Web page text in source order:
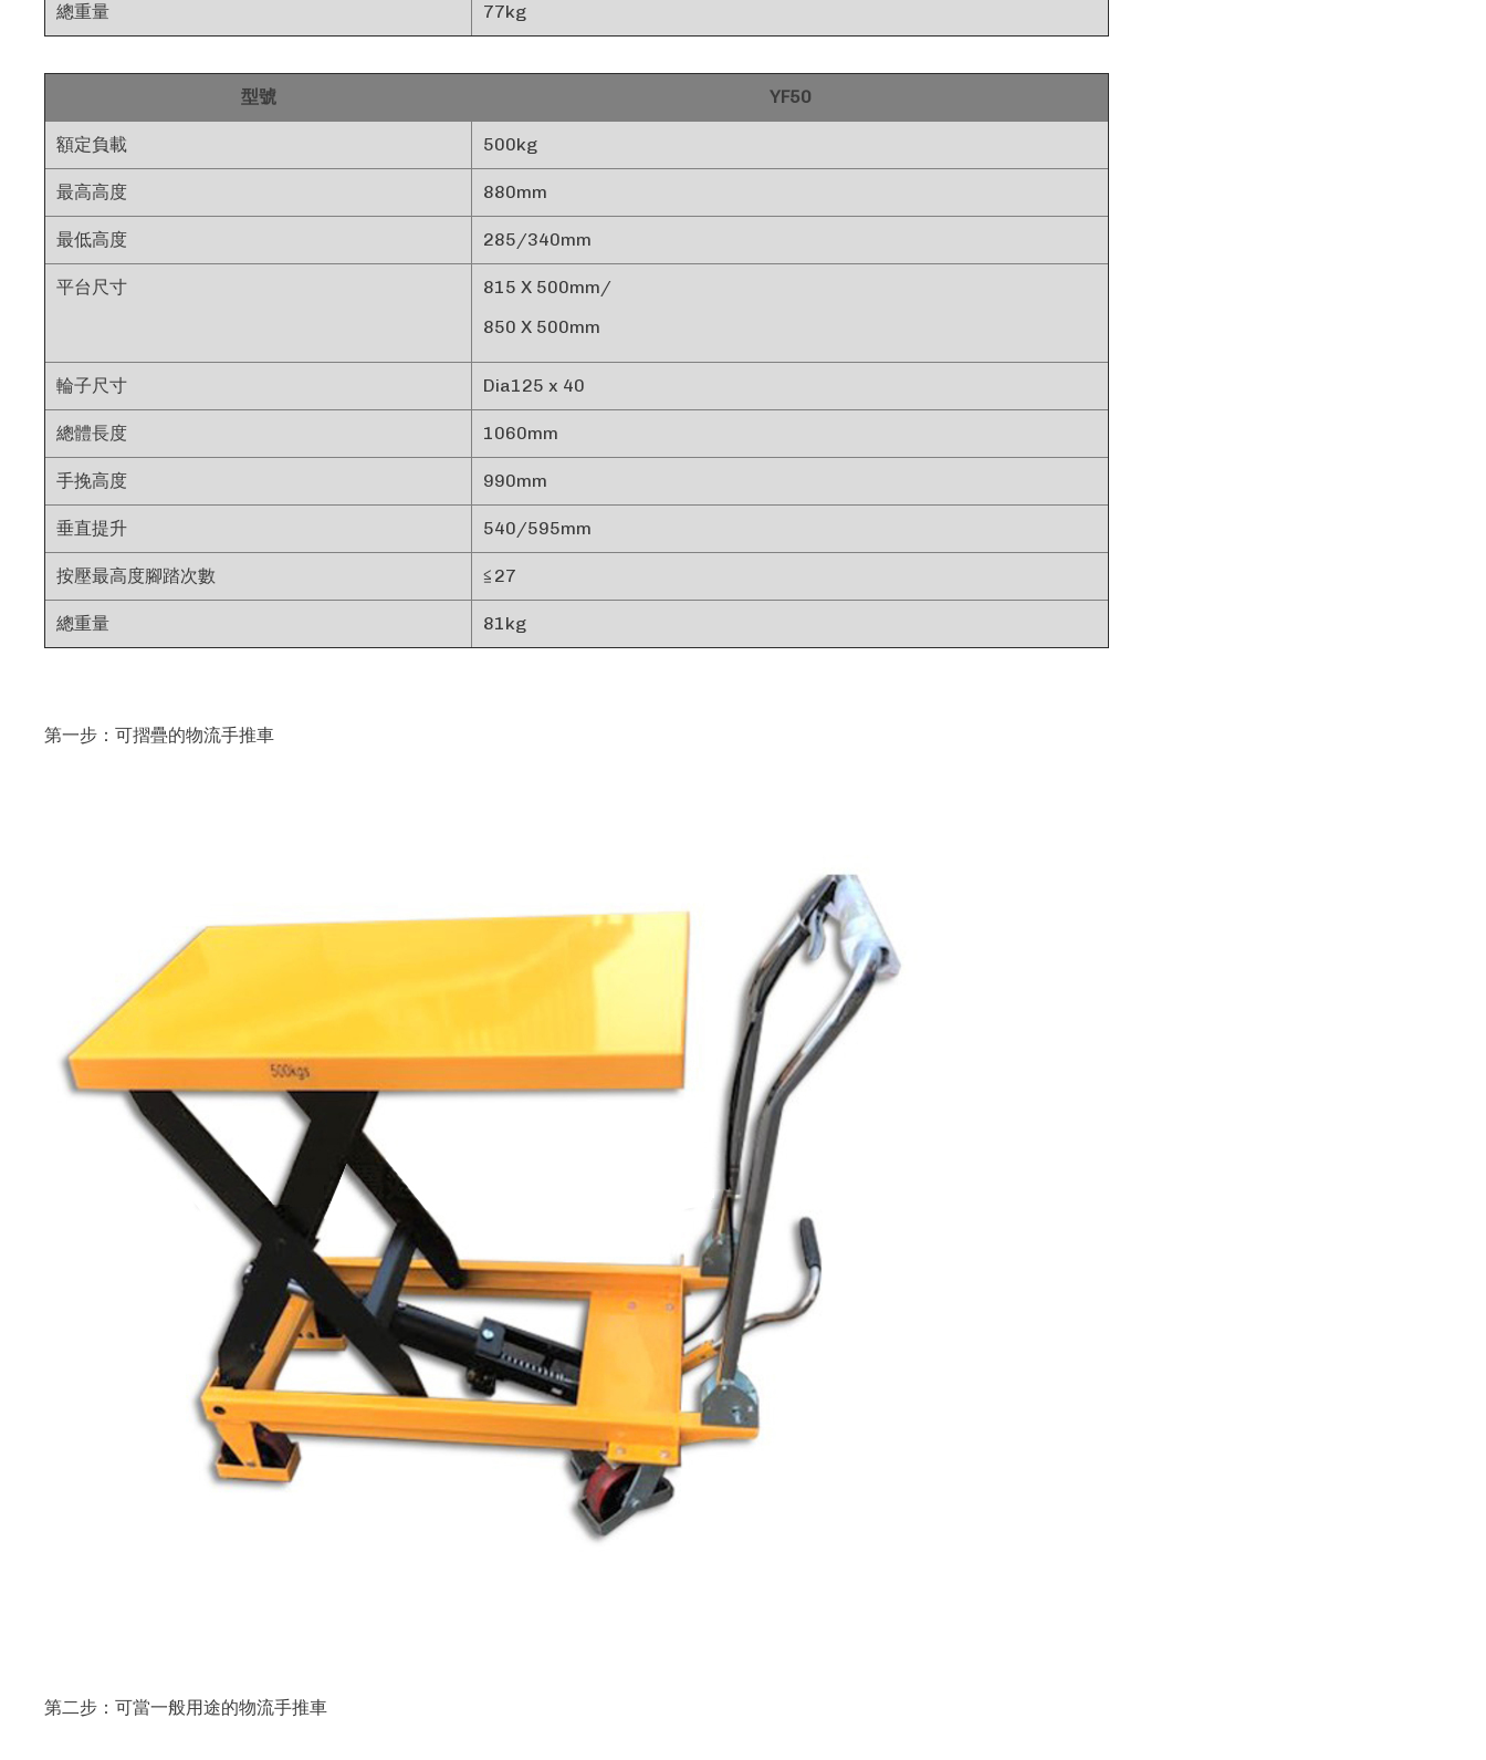
總重量 77kg
型號 YF50
額定負載 500kg
最高高度 880mm
最低高度 285/340mm
平台尺寸
815 X 500mm/
850 X 500mm
輪子尺寸 Dia125 x 40
總體長度 1060mm
手挽高度 990mm
垂直提升 540/595mm
按壓最高度腳踏次數 ≦27
總重量 81kg
第一步：可摺疊的物流手推車
第二步：可當一般用途的物流手推車